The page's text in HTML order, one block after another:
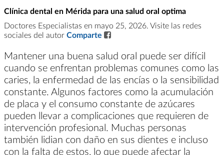
Clínica dental en Mérida para una salud oral optima
Doctores Especialistas en mayo 25, 2026. Visite las redes
sociales del autor Comparte
Mantener una buena salud oral puede ser difícil
cuando se enfrentan problemas comunes como las
caries, la enfermedad de las encías o la sensibilidad
constante. Algunos factores como la acumulación
de placa y el consumo constante de azúcares
pueden llevar a complicaciones que requieren de
intervención profesional. Muchas personas
también lidian con daño en sus dientes e incluso
con la falta de estos, lo que puede afectar la